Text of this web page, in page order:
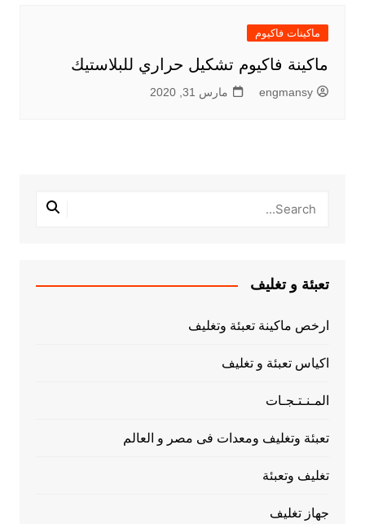
ماكينات فاكيوم
ماكينة فاكيوم تشكيل حراري للبلاستيك
engmansy مارس 31, 2020
تعبئة و تغليف
ارخص ماكينة تعبئة وتغليف
اكياس تعبئة و تغليف
المـنـتـجـات
تعبئة وتغليف ومعدات فى مصر و العالم
تغليف وتعبئة
جهاز تغليف